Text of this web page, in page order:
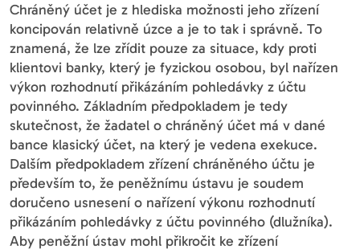
Chráněný účet je z hlediska možnosti jeho zřízení
koncipován relativně úzce a je to tak i správně. To
znamená, že lze zřídit pouze za situace, kdy proti
klientovi banky, který je fyzickou osobou, byl nařízen
výkon rozhodnutí přikázáním pohledávky z účtu
povinného. Základním předpokladem je tedy
skutečnost, že žadatel o chráněný účet má v dané
bance klasický účet, na který je vedena exekuce.
Dalším předpokladem zřízení chráněného účtu je
především to, že peněžnímu ústavu je soudem
doručeno usnesení o nařízení výkonu rozhodnutí
přikázáním pohledávky z účtu povinného (dlužníka).
Aby peněžní ústav mohl přikročit ke zřízení